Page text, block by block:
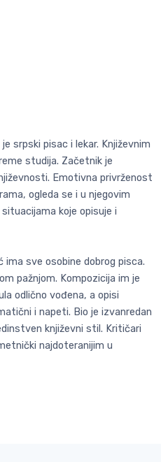
srpski pisac i lekar. Književnim
studija. Začetnik je
Emotivna privrženost
ogleda se i u njegovim
koje opisuje i
ima sve osobine dobrog pisca.
pažnjom. Kompozicija im je
odlično vođena, a opisi
i napeti. Bio je izvanredan
književni stil. Kritičari
najdoteranijim u